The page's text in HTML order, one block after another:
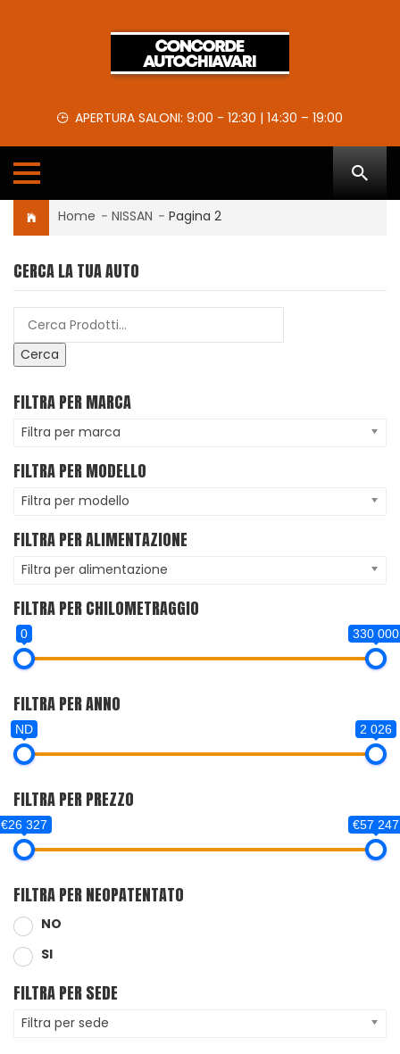
APERTURA SALONI: 9:00 - 12:30 | 14:30 – 19:00
Home - NISSAN - Pagina 2
CERCA LA TUA AUTO
Cerca
FILTRA PER MARCA
Filtra per marca
FILTRA PER MODELLO
Filtra per modello
FILTRA PER ALIMENTAZIONE
Filtra per alimentazione
FILTRA PER CHILOMETRAGGIO
0 330 000
FILTRA PER ANNO
ND 2 026
FILTRA PER PREZZO
€26 327 €57 247
FILTRA PER NEOPATENTATO
NO
SI
FILTRA PER SEDE
Filtra per sede